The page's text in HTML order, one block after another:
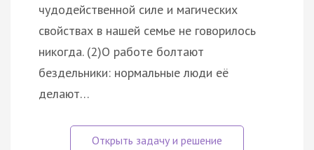
чудодейственной силе и магических
свойствах в нашей семье не говорилось
никогда. (2)О работе болтают
бездельники: нормальные люди её
делают…